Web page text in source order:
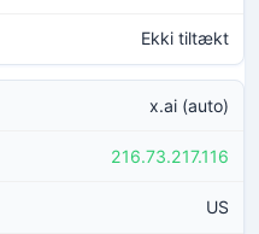
Ekki tiltækt
x.ai (auto)
216.73.217.116
US